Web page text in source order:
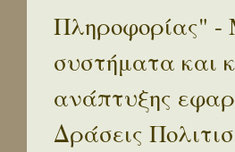
Πληροφορίας" -
συστήματα και
ανάπτυξης
Δράσεις